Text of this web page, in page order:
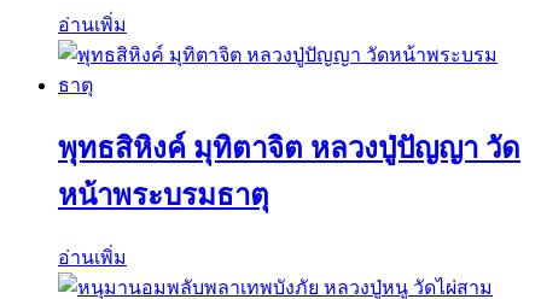
อ่านเพิ่ม
พุทธสิหิงค์ มุทิตาจิต หลวงปู่ปัญญา วัด
หน้าพระบรมธาตุ
อ่านเพิ่ม